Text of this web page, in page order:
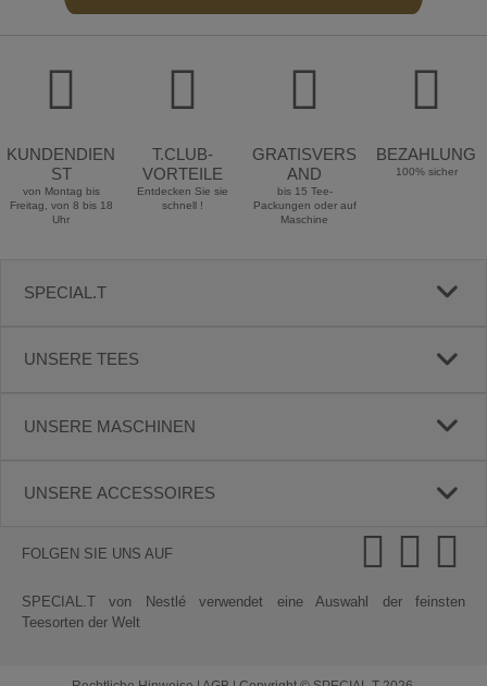
KUNDENDIEN
ST
von Montag bis
Freitag, von 8 bis 18
Uhr
T.CLUB-
VORTEILE
Entdecken Sie sie
schnell !
GRATISVERS
AND
bis 15 Tee-
Packungen oder auf
Maschine
BEZAHLUNG
100% sicher
SPECIAL.T
UNSERE TEES
UNSERE MASCHINEN
UNSERE ACCESSOIRES
FOLGEN SIE UNS AUF
SPECIAL.T von Nestlé verwendet eine Auswahl der feinsten
Teesorten der Welt